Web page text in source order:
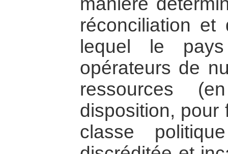
réconciliation et
lequel le
opérateurs de
ressources
disposition, pour
classe